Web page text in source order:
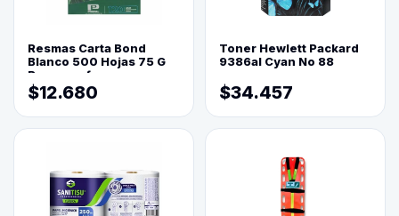
Resmas Carta Bond
Blanco 500 Hojas 75 G
Reprograf.
$12.680
Toner Hewlett Packard
9386al Cyan No 88
$34.457